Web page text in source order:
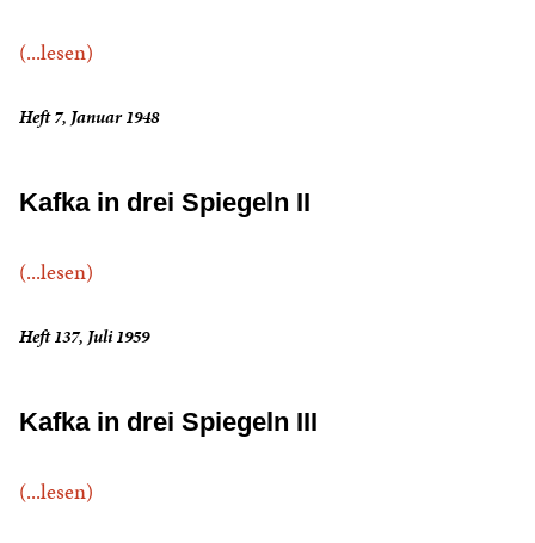
(...lesen)
Heft 7, Januar 1948
Kafka in drei Spiegeln II
(...lesen)
Heft 137, Juli 1959
Kafka in drei Spiegeln III
(...lesen)